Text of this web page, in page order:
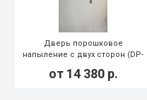
Дверь порошковое
напыление с двух сторон (DP-
от 14 380р.